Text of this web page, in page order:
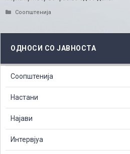
Categories
Соопштенија
ОДНОСИ СО ЈАВНОСТА
Соопштенија
Настани
Најави
Интервјуа